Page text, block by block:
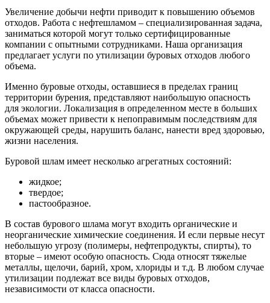
Увеличение добычи нефти приводит к повышению объемов
отходов. Работа с нефтешламом – специализированная задача,
заниматься которой могут только сертифицированные
компании с опытными сотрудниками. Наша организация
предлагает услуги по утилизации буровых отходов любого
объема.
Именно буровые отходы, оставшиеся в пределах границ
территории бурения, представляют наибольшую опасность
для экологии. Локализация в определенном месте в больших
объемах может привести к непоправимым последствиям для
окружающей среды, нарушить баланс, нанести вред здоровью,
жизни населения.
Буровой шлам имеет несколько агрегатных состояний:
жидкое;
твердое;
пастообразное.
В состав бурового шлама могут входить органические и
неорганические химические соединения. И если первые несут
небольшую угрозу (полимеры, нефтепродукты, спирты), то
вторые – имеют особую опасность. Сюда относят тяжелые
металлы, щелочи, барий, хром, хлориды и т.д. В любом случае
утилизации подлежат все виды буровых отходов,
независимости от класса опасности.